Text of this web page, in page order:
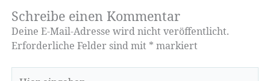
Schreibe einen Kommentar
Deine E-Mail-Adresse wird nicht veröffentlicht.
Erforderliche Felder sind mit * markiert